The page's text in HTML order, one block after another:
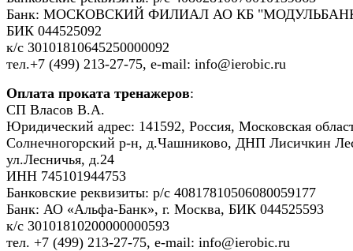
Банк: МОСКОВСКИЙ ФИЛИАЛ АО КБ
БИК 044525092
к/с 30101810645250000092
тел.+7 (499) 213-27-75, e-mail: info@ierobic.ru
Оплата проката тренажеров:
СП Власов В.А.
Юридический адрес: 141592, Россия, Московская
Солнечногорский р-н, д.Чашниково, ДНП Лисичкин
ул.Лесничья, д.24
ИНН 745101944753
Банковские реквизиты: р/с 40817810506080059177
Банк: АО «Альфа-Банк», г. Москва, БИК 044525593
к/с 30101810200000000593
тел. +7 (499) 213-27-75, e-mail: info@ierobic.ru